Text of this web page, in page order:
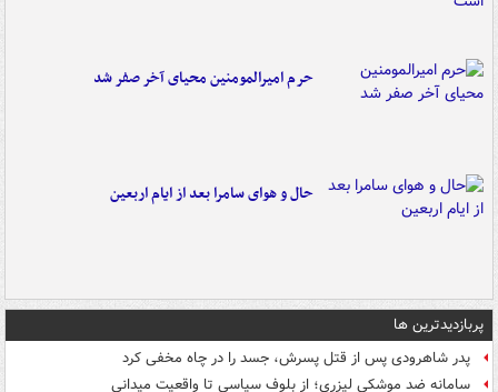
حرم امیرالمومنین محیای آخر صفر شد
حال و هوای سامرا بعد از ایام اربعین
پربازدیدترین ها
پدر شاهرودی پس از قتل پسرش، جسد را در چاه مخفی کرد
سامانه ضد موشکی لیزری؛ از بلوف سیاسی تا واقعیت میدانی